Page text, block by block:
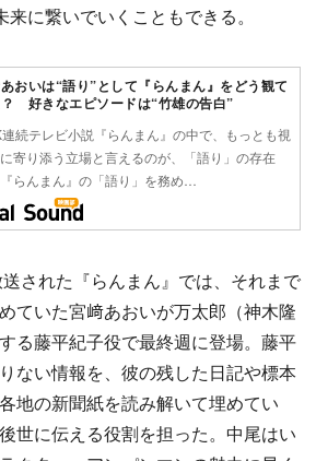
来に繋いでいくこともできる。
おいは“語り”として『らんまん』をどう観て
好きなエピソードは“竹雄の告白”
続テレビ小説『らんまん』の中で、もっとも視
寄り添う立場と言えるのが、「語り」の存在
らんまん』の「語り」を務め…
された『らんまん』では、それまで
ていた宮﨑あおいが万太郎（神木隆
る藤平紀子役で最終週に登場。藤平
ない情報を、彼の残した日記や標本
地の新聞紙を読み解いて埋めてい
世に伝える役割を担った。中尾はい